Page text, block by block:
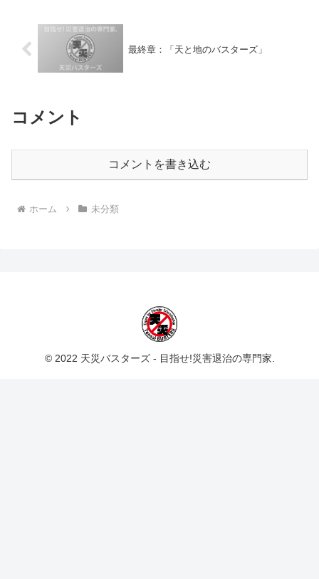
最終章：「天と地のバスターズ」
コメント
コメントを書き込む
ホーム 未分類
© 2022 天災バスターズ - 目指せ!災害退治の専門家.